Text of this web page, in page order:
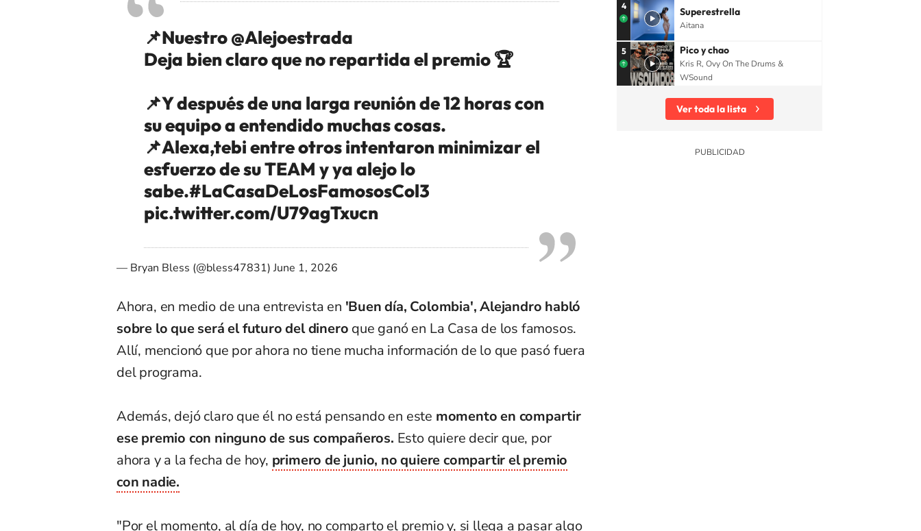
📌Nuestro@Alejoestrada
Deja bien claro que no repartida el premio 🏆
📌Y después de una larga reunión de 12 horas con
su equipo a entendido muchas cosas.
📌Alexa,tebi entre otros intentaron minimizar el
esfuerzo de su TEAM y ya alejo lo
sabe.#LaCasaDeLosFamososCol3
pic.twitter.com/U79agTxucn
— Bryan Bless (@bless47831)June 1, 2026
Ahora, en medio de una entrevista en 'Buen día, Colombia', Alejandro habló
sobre lo que será el futuro del dinero que ganó en La Casa de los famosos.
Allí, mencionó que por ahora no tiene mucha información de lo que pasó fuera
del programa.
Además, dejó claro que él no está pensando en este momento en compartir
ese premio con ninguno de sus compañeros. Esto quiere decir que, por
ahora y a la fecha de hoy, primero de junio, no quiere compartir el premio
con nadie.
"Por el momento, al día de hoy, no comparto el premio y, si llega a pasar algo
4 Superestrella
Aitana
5 Pico y chao
Kris R, Ovy On The Drums &
WSound
Ver toda la lista